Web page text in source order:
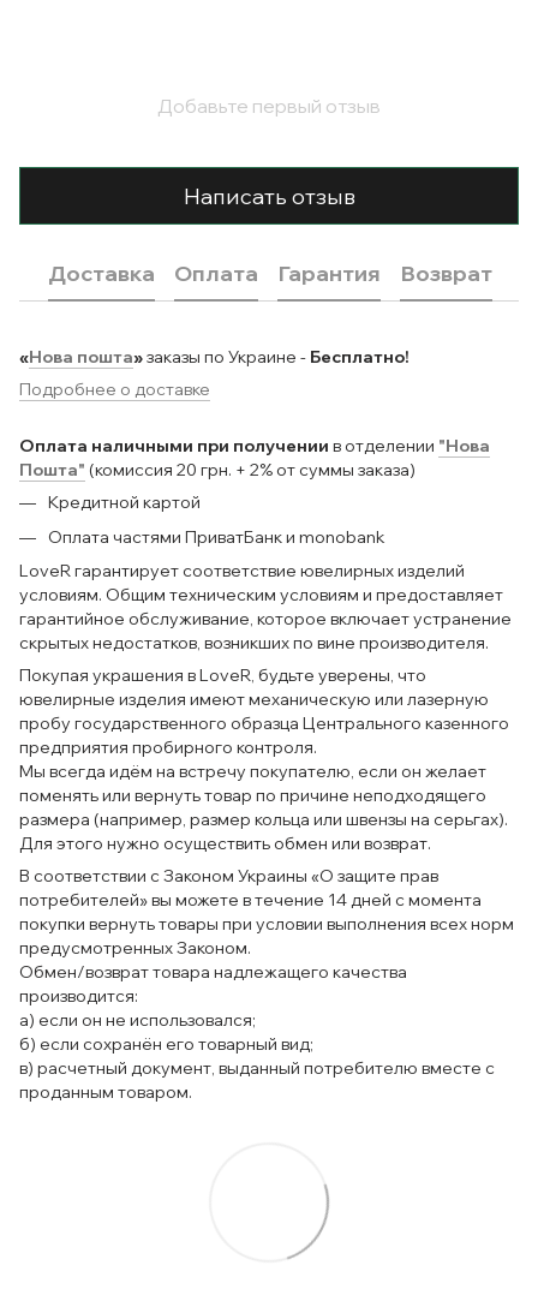
Добавьте первый отзыв
Написать отзыв
Доставка Оплата Гарантия Возврат
«Нова пошта»заказы по Украине - Бесплатно!
Подробнее о доставке
Оплата наличными при получении в отделении "Нова
Пошта" (комиссия 20 грн. + 2% от суммы заказа)
Кредитной картой
Оплата частями ПриватБанк и monobank
LoveR гарантирует соответствие ювелирных изделий
условиям. Общим техническим условиям и предоставляет
гарантийное обслуживание, которое включает устранение
скрытых недостатков, возникших по вине производителя.
Покупая украшения в LoveR, будьте уверены, что
ювелирные изделия имеют механическую или лазерную
пробу государственного образца Центрального казенного
предприятия пробирного контроля.
Мы всегда идём на встречу покупателю, если он желает
поменять или вернуть товар по причине неподходящего
размера (например, размер кольца или швензы на серьгах).
Для этого нужно осуществить обмен или возврат.
В соответствии с Законом Украины «О защите прав
потребителей» вы можете в течение 14 дней с момента
покупки вернуть товары при условии выполнения всех норм
предусмотренных Законом.
Обмен/возврат товара надлежащего качества
производится:
а) если он не использовался;
б) если сохранён его товарный вид;
в) расчетный документ, выданный потребителю вместе с
проданным товаром.